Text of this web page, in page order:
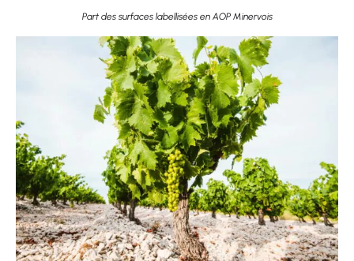
Part des surfaces labellisées en AOP Minervois